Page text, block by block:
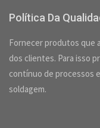
Política Da
Fornecer produtos que
dos clientes. Para isso
contínuo de processos
soldagem.